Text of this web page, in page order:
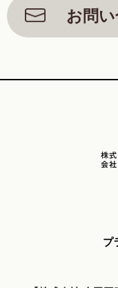
お問
プ